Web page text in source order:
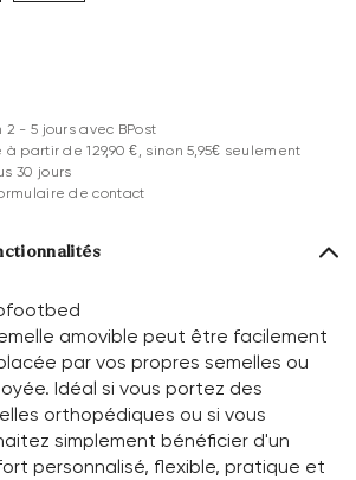
- 5 jours avec BPost
partir de 129,90 €, sinon 5,95€ seulement
30 jours
de contact
amovible peut être facilement
par vos propres semelles ou
Idéal si vous portez des
orthopédiques ou si vous
simplement bénéficier d'un
personnalisé, flexible, pratique et